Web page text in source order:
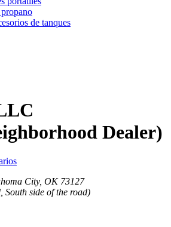
de tanques
Dealer)
City, OK 73127
South side of the road)